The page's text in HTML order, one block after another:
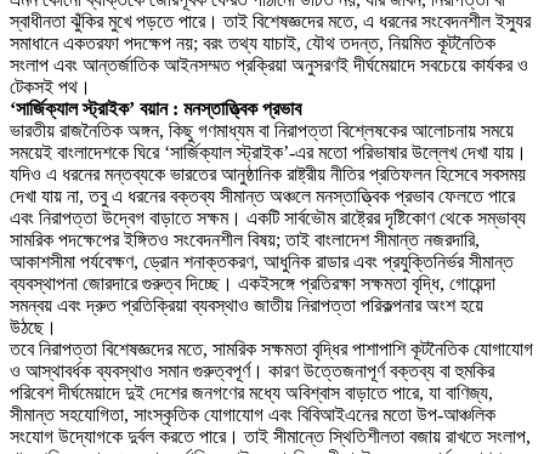
স্বাধীনতা ঝুঁকির মুখে পড়তে পারে। তাই বিশেষজ্ঞদের মতে, এ ধরনের সংবেদনশীল ইস্যুর
সমাধানে একতরফা পদক্ষেপ নয়; বরং তথ্য যাচাই, যৌথ তদন্ত, নিয়মিত কূটনৈতিক
সংলাপ এবং আন্তর্জাতিক আইনসম্মত প্রক্রিয়া অনুসরণই দীর্ঘমেয়াদে সবচেয়ে কার্যকর ও
টেকসই পথ।
‘সার্জিক্যাল স্ট্রাইক’ বয়ান : মনস্তাত্ত্বিক প্রভাব
ভারতীয় রাজনৈতিক অঙ্গন, কিছু গণমাধ্যম বা নিরাপত্তা বিশ্লেষকের আলোচনায় সময়ে
সময়েই বাংলাদেশকে ঘিরে ‘সার্জিক্যাল স্ট্রাইক’-এর মতো পরিভাষার উল্লেখ দেখা যায়।
যদিও এ ধরনের মন্তব্যকে ভারতের আনুষ্ঠানিক রাষ্ট্রীয় নীতির প্রতিফলন হিসেবে সবসময়
দেখা যায় না, তবু এ ধরনের বক্তব্য সীমান্ত অঞ্চলে মনস্তাত্ত্বিক প্রভাব ফেলতে পারে
এবং নিরাপত্তা উদ্বেগ বাড়াতে সক্ষম। একটি সার্বভৌম রাষ্ট্রের দৃষ্টিকোণ থেকে সম্ভাব্য
সামরিক পদক্ষেপের ইঙ্গিতও সংবেদনশীল বিষয়; তাই বাংলাদেশ সীমান্ত নজরদারি,
আকাশসীমা পর্যবেক্ষণ, ড্রোন শনাক্তকরণ, আধুনিক রাডার এবং প্রযুক্তিনির্ভর সীমান্ত
ব্যবস্থাপনা জোরদারে গুরুত্ব দিচ্ছে। একইসঙ্গে প্রতিরক্ষা সক্ষমতা বৃদ্ধি, গোয়েন্দা
সমন্বয় এবং দ্রুত প্রতিক্রিয়া ব্যবস্থাও জাতীয় নিরাপত্তা পরিকল্পনার অংশ হয়ে
উঠছে।
তবে নিরাপত্তা বিশেষজ্ঞদের মতে, সামরিক সক্ষমতা বৃদ্ধির পাশাপাশি কূটনৈতিক যোগাযোগ
ও আস্থাবর্ধক ব্যবস্থাও সমান গুরুত্বপূর্ণ। কারণ উত্তেজনাপূর্ণ বক্তব্য বা হুমকির
পরিবেশ দীর্ঘমেয়াদে দুই দেশের জনগণের মধ্যে অবিশ্বাস বাড়াতে পারে, যা বাণিজ্য,
সীমান্ত সহযোগিতা, সাংস্কৃতিক যোগাযোগ এবং বিবিআইএনের মতো উপ-আঞ্চলিক
সংযোগ উদ্যোগকে দুর্বল করতে পারে। তাই সীমান্তে স্থিতিশীলতা বজায় রাখতে সংলাপ,